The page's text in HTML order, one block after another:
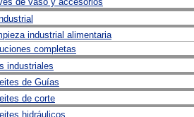
industrial alimentaria
completas
industriales
de Guías
de corte
hidráulicos